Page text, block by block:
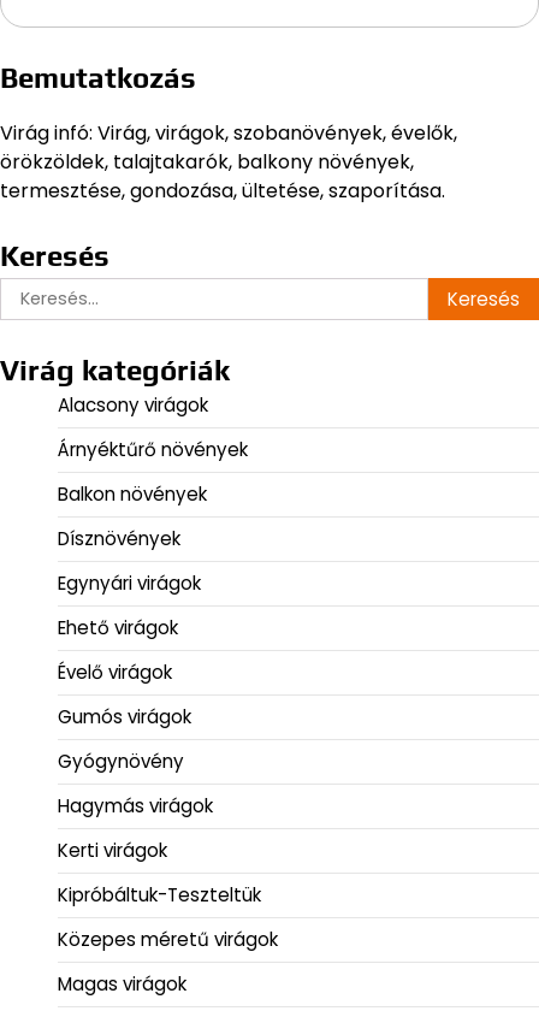
Bemutatkozás
Virág infó: Virág, virágok, szobanövények, évelők,
örökzöldek, talajtakarók, balkony növények,
termesztése, gondozása, ültetése, szaporítása.
Keresés
Keresés:
Virág kategóriák
Alacsony virágok
Árnyéktűrő növények
Balkon növények
Dísznövények
Egynyári virágok
Ehető virágok
Évelő virágok
Gumós virágok
Gyógynövény
Hagymás virágok
Kerti virágok
Kipróbáltuk-Teszteltük
Közepes méretű virágok
Magas virágok